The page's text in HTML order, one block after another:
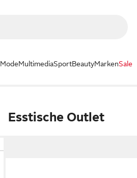
ModeMultimediaSportBeautyMarkenSale
Esstische Outlet